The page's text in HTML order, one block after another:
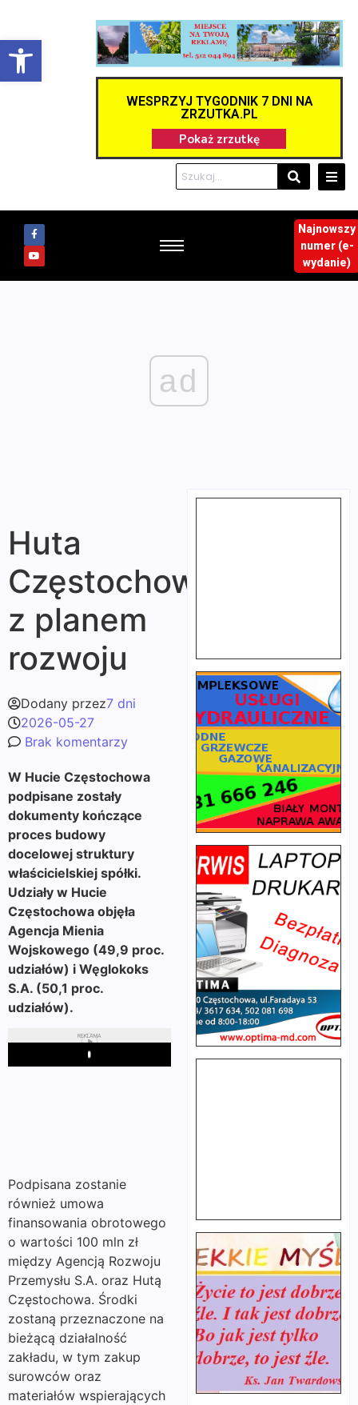
Otwórz pasek narzędzi
WESPRZYJ TYGODNIK 7 DNI NA
ZRZUTKA.PL
Najnowszy
numer (e-
wydanie)
ad
Huta
Częstochowa
z planem
rozwoju
Dodany przez7 dni
2026-05-27
Brak komentarzy
W Hucie Częstochowa
podpisane zostały
dokumenty kończące
proces budowy
docelowej struktury
właścicielskiej spółki.
Udziały w Hucie
Częstochowa objęła
Agencja Mienia
Wojskowego (49,9 proc.
udziałów) i Węglokoks
S.A. (50,1 proc.
udziałów).
REKLAMA
Play
Podpisana zostanie
również umowa
finansowania obrotowego
o wartości 100 mln zł
między Agencją Rozwoju
Przemysłu S.A. oraz Hutą
Częstochowa. Środki
zostaną przeznaczone na
bieżącą działalność
zakładu, w tym zakup
surowców oraz
materiałów wspierających